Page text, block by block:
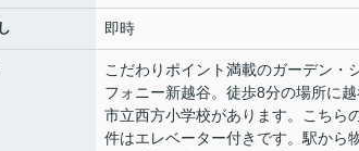
即時
こだわりポイント満載のガーデン・
フォニー新越谷。徒歩8分の場所に
市立西方小学校があります。こちら
件はエレベーター付きです。駅から